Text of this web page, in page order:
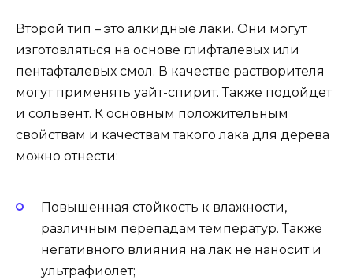
Второй тип – это алкидные лаки. Они могут
изготовляться на основе глифталевых или
пентафталевых смол. В качестве растворителя
могут применять уайт-спирит. Также подойдет
и сольвент. К основным положительным
свойствам и качествам такого лака для дерева
можно отнести:
Повышенная стойкость к влажности,
различным перепадам температур. Также
негативного влияния на лак не наносит и
ультрафиолет;